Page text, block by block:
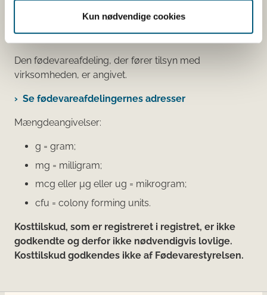
Kun nødvendige cookies
virksomhedens smiley-status og de seneste
kontrolrapporter.
Den fødevareafdeling, der fører tilsyn med
virksomheden, er angivet.
Se fødevareafdelingernes adresser
Mængdeangivelser:
g = gram;
mg = milligram;
mcg eller μg eller ug = mikrogram;
cfu = colony forming units.
Kosttilskud, som er registreret i registret, er ikke
godkendte og derfor ikke nødvendigvis lovlige.
Kosttilskud godkendes ikke af Fødevarestyrelsen.